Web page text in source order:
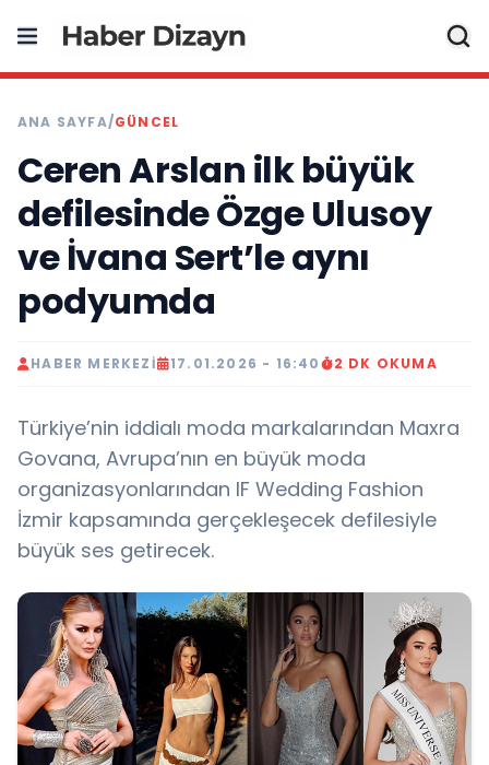
ANA SAYFA/GÜNCEL
Ceren Arslan ilk büyük
defilesinde Özge Ulusoy
ve İvana Sert’le aynı
podyumda
HABER MERKEZI 17.01.2026 - 16:40 2 DK OKUMA
Türkiye’nin iddialı moda markalarından Maxra
Govana, Avrupa’nın en büyük moda
organizasyonlarından IF Wedding Fashion
İzmir kapsamında gerçekleşecek defilesiyle
büyük ses getirecek.